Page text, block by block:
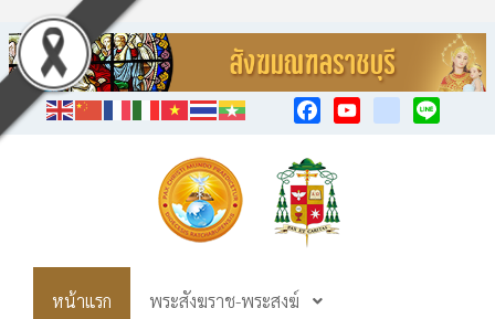
หน้าแรก พระสังฆราช-พระสงฆ์